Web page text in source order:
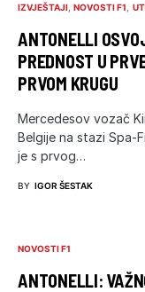
IZVJEŠTAJI NOVOSTI F1
ANTONELLI
PREDNOST U
PRVOM KRUGU
Mercedesov vozač
Belgije na stazi Spa-
je s prvog…
BY IGOR ŠESTAK
NOVOSTI F1
ANTONELLI: